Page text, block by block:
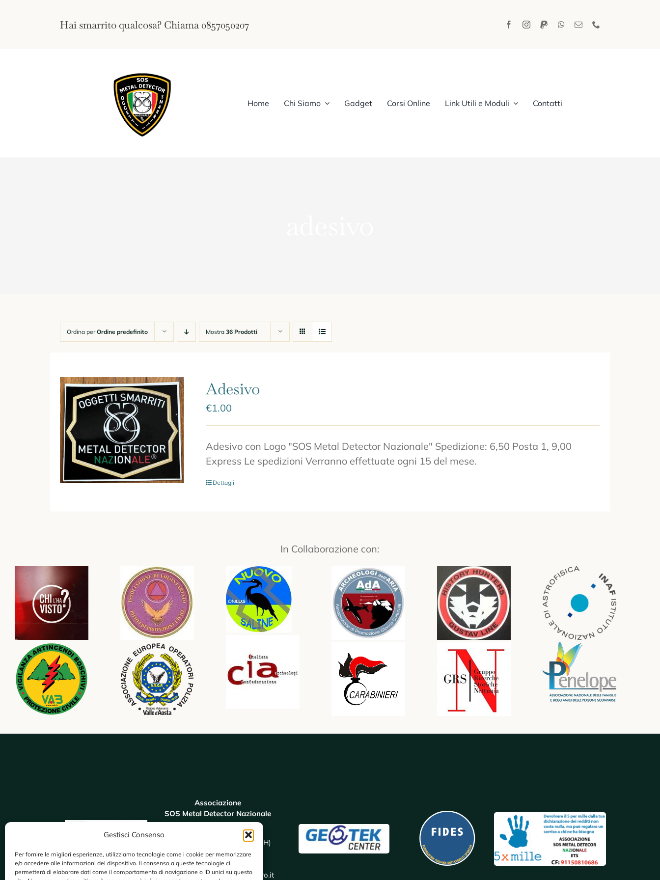
Gestisci Consenso
Per fornire le migliori esperienze, utilizziamo tecnologie come i cookie per memorizzare
e/o accedere alle informazioni del dispositivo. Il consenso a queste tecnologie ci
permetterà di elaborare dati come il comportamento di navigazione o ID unici su questo
Hai smarrito qualcosa? Chiama 0857050207
Home Chi Siamo Gadget Corsi Online Link Utili e Moduli Contatti
Ordina perOrdine predefinito Mostra 36 Prodotti
Adesivo
€1.00
Adesivo con Logo "SOS Metal Detector Nazionale" Spedizione: 6,50 Posta 1, 9,00
Express Le spedizioni Verranno effettuate ogni 15 del mese.
Dettagli
In Collaborazione con:
Associazione
SOS Metal Detector Nazionale
Viale Alcyone, 187
66023 Francavilla Al Mare (CH)
CF: 91150810686
3318985097
sosmetaldetector@pec.libero.it